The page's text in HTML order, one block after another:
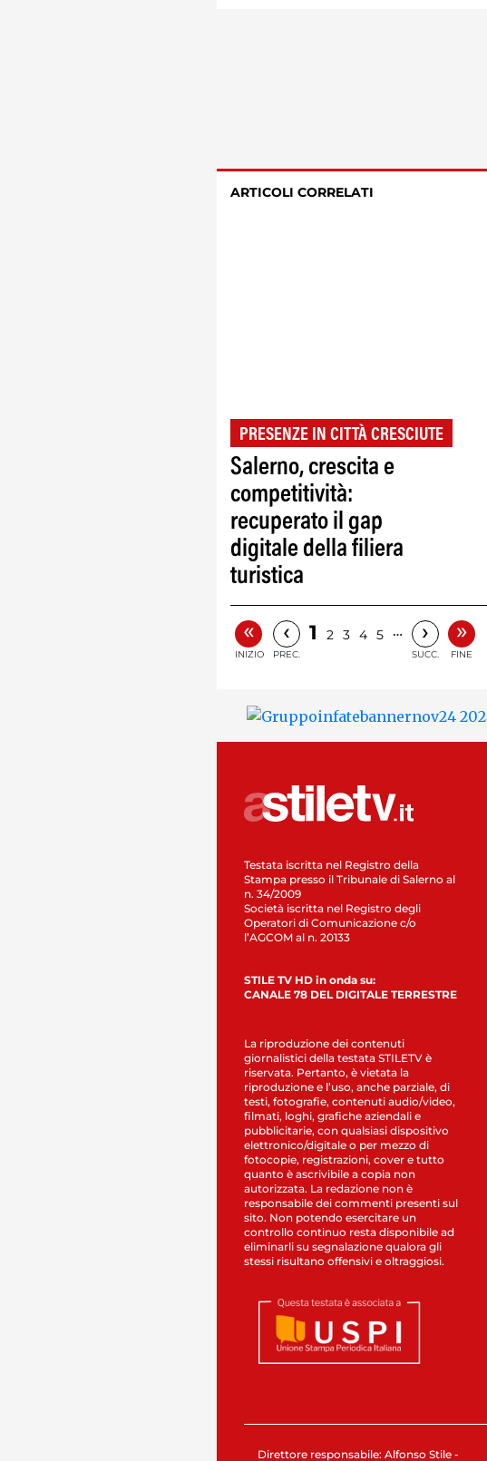
ARTICOLI CORRELATI
PRESENZE IN CITTÀ CRESCIUTE
Salerno, crescita e
competitività:
recuperato il gap
digitale della filiera
turistica
«
INIZIO
‹
PREC.
1 2 3 4 5 … ›
SUCC.
»
FINE
Testata iscritta nel Registro della
Stampa presso il Tribunale di Salerno al
n. 34/2009
Società iscritta nel Registro degli
Operatori di Comunicazione c/o
l’AGCOM al n. 20133
STILE TV HD in onda su:
CANALE 78 DEL DIGITALE TERRESTRE
La riproduzione dei contenuti
giornalistici della testata STILETV è
riservata. Pertanto, è vietata la
riproduzione e l’uso, anche parziale, di
testi, fotografie, contenuti audio/video,
filmati, loghi, grafiche aziendali e
pubblicitarie, con qualsiasi dispositivo
elettronico/digitale o per mezzo di
fotocopie, registrazioni, cover e tutto
quanto è ascrivibile a copia non
autorizzata. La redazione non è
responsabile dei commenti presenti sul
sito. Non potendo esercitare un
controllo continuo resta disponibile ad
eliminarli su segnalazione qualora gli
stessi risultano offensivi e oltraggiosi.
Direttore responsabile: Alfonso Stile -